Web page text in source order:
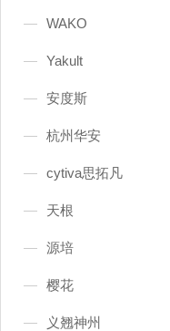
WAKO
Yakult
安度斯
杭州华安
cytiva思拓凡
天根
源培
樱花
义翘神州